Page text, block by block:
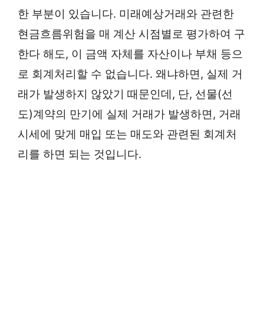
한 부분이 있습니다. 미래예상거래와 관련한
현금흐름위험을 매 계산 시점별로 평가하여 구
한다 해도, 이 금액 자체를 자산이나 부채 등으
로 회계처리할 수 없습니다. 왜냐하면, 실제 거
래가 발생하지 않았기 때문인데, 단, 선물(선
도)계약의 만기에 실제 거래가 발생하면, 거래
시세에 맞게 매입 또는 매도와 관련된 회계처
리를 하면 되는 것입니다.